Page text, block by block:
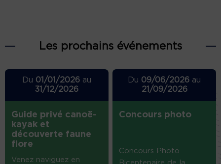
Les prochains événements
Du 01/01/2026au
31/12/2026
Guide privé canoë-
kayak et
découverte faune
flore
Venez naviguez en
Du 09/06/2026 au
21/09/2026
Concours photo
Concours Photo